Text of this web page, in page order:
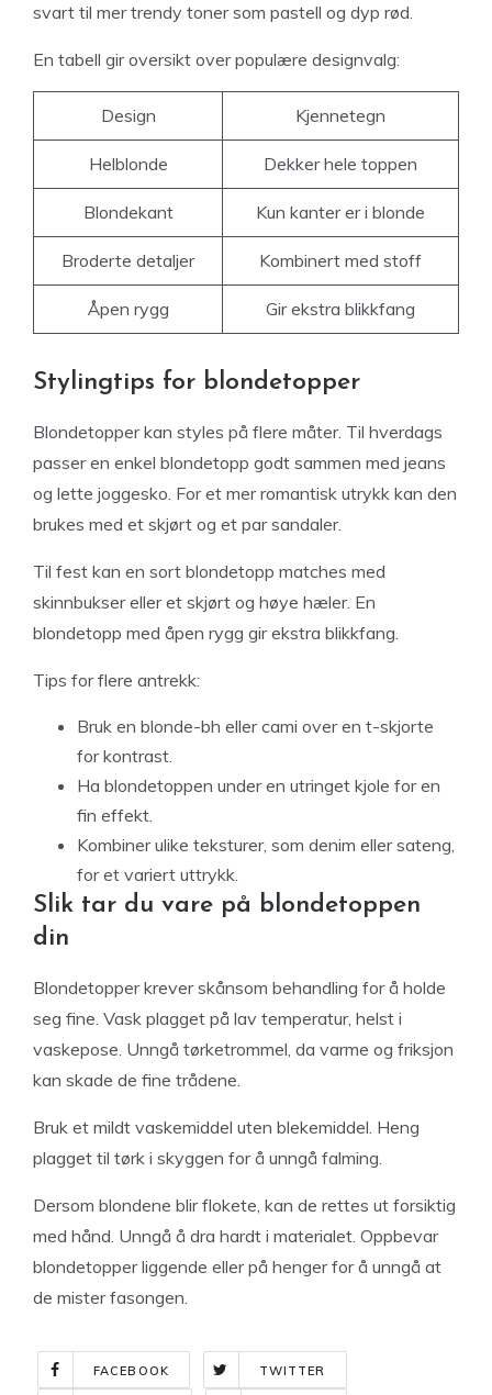
svart til mer trendy toner som pastell og dyp rød.
En tabell gir oversikt over populære designvalg:
Design Kjennetegn
Helblonde Dekker hele toppen
Blondekant Kun kanter er i blonde
Broderte detaljer Kombinert med stoff
Åpen rygg Gir ekstra blikkfang
Stylingtips for blondetopper
Blondetopper kan styles på flere måter. Til hverdags
passer en enkel blondetopp godt sammen med jeans
og lette joggesko. For et mer romantisk utrykk kan den
brukes med et skjørt og et par sandaler.
Til fest kan en sort blondetopp matches med
skinnbukser eller et skjørt og høye hæler. En
blondetopp med åpen rygg gir ekstra blikkfang.
Tips for flere antrekk:
Bruk en blonde-bh eller cami over en t-skjorte
for kontrast.
Ha blondetoppen under en utringet kjole for en
fin effekt.
Kombiner ulike teksturer, som denim eller sateng,
for et variert uttrykk.
Slik tar du vare på blondetoppen
din
Blondetopper krever skånsom behandling for å holde
seg fine. Vask plagget på lav temperatur, helst i
vaskepose. Unngå tørketrommel, da varme og friksjon
kan skade de fine trådene.
Bruk et mildt vaskemiddel uten blekemiddel. Heng
plagget til tørk i skyggen for å unngå falming.
Dersom blondene blir flokete, kan de rettes ut forsiktig
med hånd. Unngå å dra hardt i materialet. Oppbevar
blondetopper liggende eller på henger for å unngå at
de mister fasongen.
FACEBOOK TWITTER